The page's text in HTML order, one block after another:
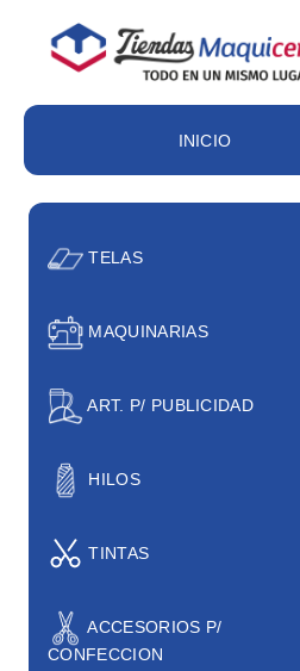
INICIO
TELAS
MAQUINARIAS
ART. P/ PUBLICIDAD
HILOS
TINTAS
ACCESORIOS P/
CONFECCION